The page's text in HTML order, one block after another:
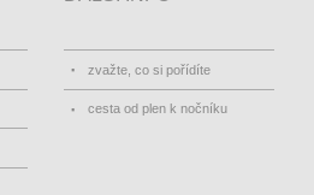
zvažte, co si pořídíte
cesta od plen k nočníku